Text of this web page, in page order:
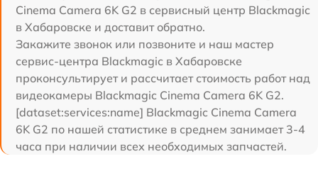
Cinema Camera 6K G2 в сервисный центр Blackmagic
в Хабаровске и доставит обратно.
Закажите звонок или позвоните и наш мастер
сервис-центра Blackmagic в Хабаровске
проконсультирует и рассчитает стоимость работ над
видеокамеры Blackmagic Cinema Camera 6K G2.
[dataset:services:name] Blackmagic Cinema Camera
6K G2 по нашей статистике в среднем занимает 3-4
часа при наличии всех необходимых запчастей.